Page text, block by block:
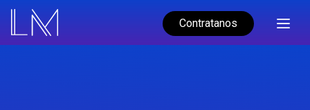
Contratanos